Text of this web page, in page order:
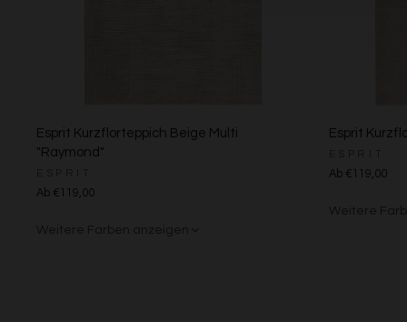
Esprit Kurzflorteppich Beige Multi
"Raymond"
Ab €119,00
Esprit
Ab €119,00